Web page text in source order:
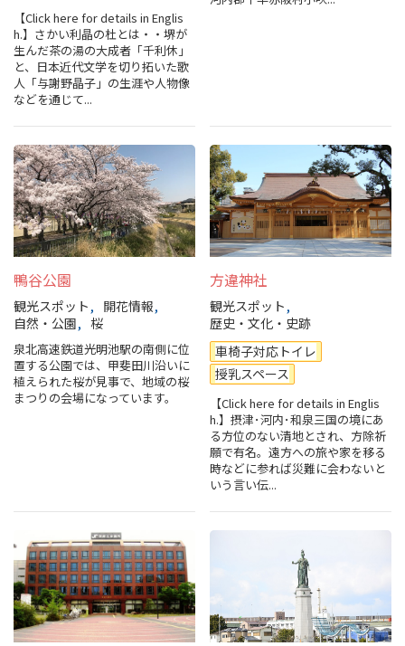
旅行業約款及びご旅行条件書について
リンク集
for Business
【Click here for details in Englis
h.】さかい利晶の杜とは・・堺が
生んだ茶の湯の大成者「千利休」
と、日本近代文学を切り拓いた歌
人「与謝野晶子」の生涯や人物像
などを通じて...
鴨谷公園
観光スポット
開花情報
自然・公園
桜
泉北高速鉄道光明池駅の南側に位
置する公園では、甲斐田川沿いに
植えられた桜が見事で、地域の桜
まつりの会場になっています。
方違神社
観光スポット
歴史・文化・史跡
車椅子対応トイレ
授乳スペース
【Click here for details in Englis
h.】摂津･河内･和泉三国の境にあ
る方位のない清地とされ、方除祈
願で有名。遠方への旅や家を移る
時などに参れば災難に会わないと
いう言い伝...